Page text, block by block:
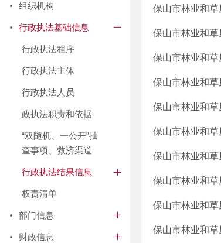
组织机构
行政执法基础信息
行政执法程序
行政执法主体
行政执法人员
政执法职责和依据
“双随机、一公开”抽
查事项、救济渠道
行政执法结果信息
权责清单
部门信息
财政信息
保山市林业和草
保山市林业和草
保山市林业和草
保山市林业和草
保山市林业和草
保山市林业和草
保山市林业和草
保山市林业和草
保山市林业和草
保山市林业和草